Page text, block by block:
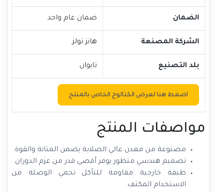
الضمان ضمان عام واحد
الشركة المصنعة هانز تولز
بلد التصنيع تايوان
اضغط هنا لعرض الكتالوج الخاص بالمنتج
مواصفات المنتج
مصنوعة من معدن عالي الصلابة يضمن المتانة والقوة.
تصميم هندسي متطور يوفر أقصى قدر من عزم الدوران.
طبقة خارجية مقاومة للتآكل تحمي الوصلة من
الاستخدام المكثف.